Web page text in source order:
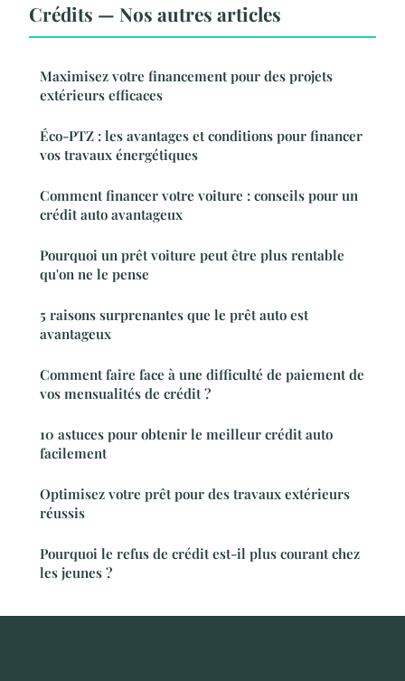
Crédits — Nos autres articles
Maximisez votre financement pour des projets
extérieurs efficaces
Éco-PTZ : les avantages et conditions pour financer
vos travaux énergétiques
Comment financer votre voiture : conseils pour un
crédit auto avantageux
Pourquoi un prêt voiture peut être plus rentable
qu'on ne le pense
5 raisons surprenantes que le prêt auto est
avantageux
Comment faire face à une difficulté de paiement de
vos mensualités de crédit ?
10 astuces pour obtenir le meilleur crédit auto
facilement
Optimisez votre prêt pour des travaux extérieurs
réussis
Pourquoi le refus de crédit est-il plus courant chez
les jeunes ?